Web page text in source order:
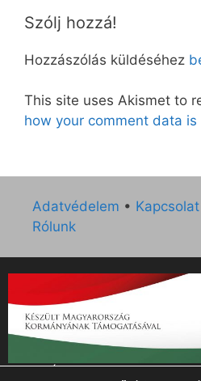
Szólj hozzá!
Hozzászólás küldéséhez
This site uses Akismet to
how your comment data is
Adatvédelem • Kapcsolat
Rólunk
„Az Új Ember katolikus